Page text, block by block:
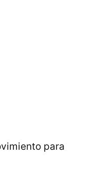
para